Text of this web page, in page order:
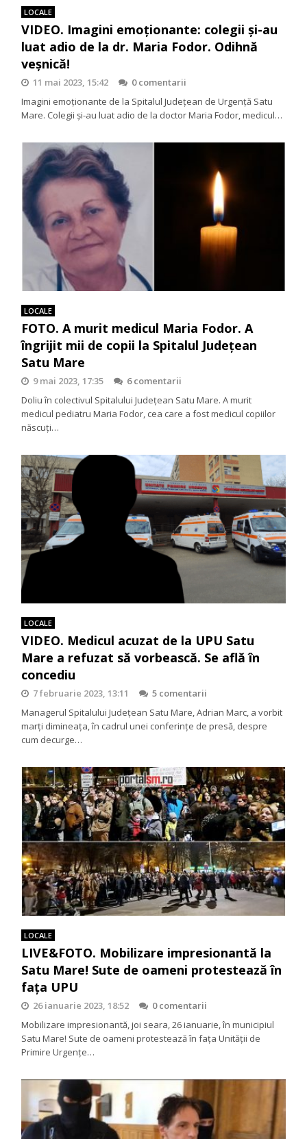
LOCALE
VIDEO. Imagini emoționante: colegii și-au
luat adio de la dr. Maria Fodor. Odihnă
veșnică!
11 mai 2023, 15:42
0 comentarii
Imagini emoționante de la Spitalul Județean de Urgență Satu
Mare. Colegii și-au luat adio de la doctor Maria Fodor, medicul…
LOCALE
FOTO. A murit medicul Maria Fodor. A
îngrijit mii de copii la Spitalul Județean
Satu Mare
9 mai 2023, 17:35
6 comentarii
Doliu în colectivul Spitalului Județean Satu Mare. A murit
medicul pediatru Maria Fodor, cea care a fost medicul copiilor
născuți…
LOCALE
VIDEO. Medicul acuzat de la UPU Satu
Mare a refuzat să vorbească. Se află în
concediu
7 februarie 2023, 13:11
5 comentarii
Managerul Spitalului Județean Satu Mare, Adrian Marc, a vorbit
marți dimineața, în cadrul unei conferințe de presă, despre
cum decurge…
LOCALE
LIVE&FOTO. Mobilizare impresionantă la
Satu Mare! Sute de oameni protestează în
fața UPU
26 ianuarie 2023, 18:52
0 comentarii
Mobilizare impresionantă, joi seara, 26 ianuarie, în municipiul
Satu Mare! Sute de oameni protestează în fața Unității de
Primire Urgențe…